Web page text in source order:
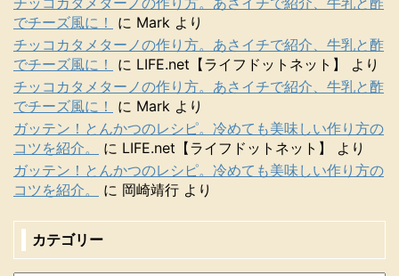
でチーズ風に！
に Mark より
チッコカタメターノの作り方。あさイチで紹介、牛乳と酢
でチーズ風に！
に LIFE.net【ライフドットネット】
より
チッコカタメターノの作り方。あさイチで紹介、牛乳と酢
でチーズ風に！
に Mark より
ガッテン！とんかつのレシピ。冷めても美味しい作り方の
コツを紹介。
に LIFE.net【ライフドットネット】
より
ガッテン！とんかつのレシピ。冷めても美味しい作り方の
コツを紹介。
に 岡崎靖行 より
カテゴリー